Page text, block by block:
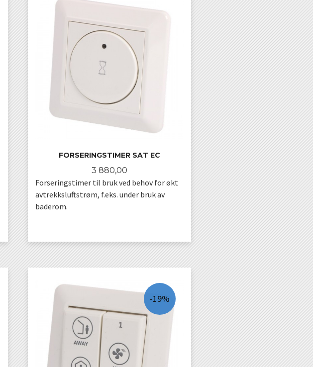
FORSERINGSTIMER SAT EC
Pris
3 880,00
KJØP
Forseringstimer til bruk ved behov for økt
avtrekksluftstrøm, f.eks. under bruk av
baderom.
-19%